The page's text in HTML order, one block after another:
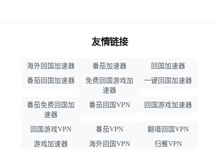
友情链接
海外回国加速器 番茄加速器
回国加速器
番茄回国加速器
免费回国游戏加
速器
一键回国加速器
番茄免费回国加
速器
番茄回国VPN 回国游戏加速器
回国游戏VPN 番茄VPN
翻墙回国VPN
游戏加速器
海外回国VPN 归雁VPN